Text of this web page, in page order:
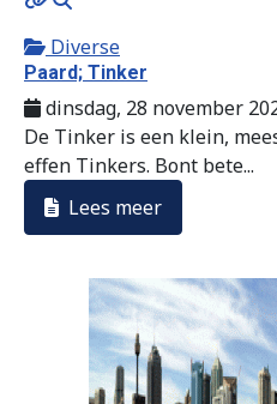
Diverse
Paard; Tinker
dinsdag, 28 november
De Tinker is een klein,
effen Tinkers. Bont bete...
Lees meer